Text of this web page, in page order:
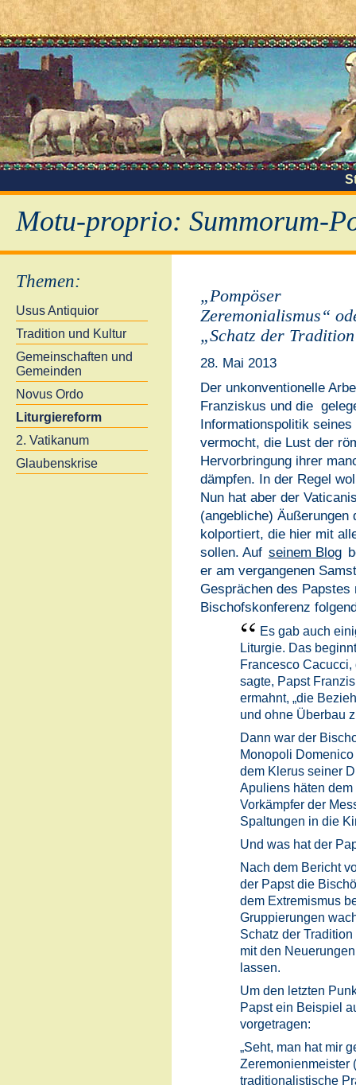
Motu-proprio: Summorum-
Themen:
Usus Antiquior
Tradition und Kultur
Gemeinschaften und
Gemeinden
Novus Ordo
Liturgiereform
2. Vatikanum
Glaubenskrise
„Pompöser
Zeremonialismus“
„Schatz der
28. Mai 2013
Der unkonventionelle
Franziskus und die
Informationspolitik
vermocht, die Lust der
Hervorbringung ihrer
dämpfen. In der Regel
Nun hat aber der
(angebliche)
kolportiert, die hier mit
sollen. Auf seinem Blog
er am vergangenen
Gesprächen des
Bischofskonferenz
Es gab auch
Liturgie. Das
Francesco
sagte, Papst
ermahnt, „die
und ohne Überbau
Dann war der
Monopoli
dem Klerus seiner
Apuliens häten
Vorkämpfer der
Spaltungen in die
Und was hat der
Nach dem Bericht
der Papst die
dem Extremismus
Gruppierungen
Schatz der
mit den
lassen.
Um den letzten
Papst ein Beispiel
vorgetragen:
„Seht, man hat mir
Zeremonienmeister
traditionalistische